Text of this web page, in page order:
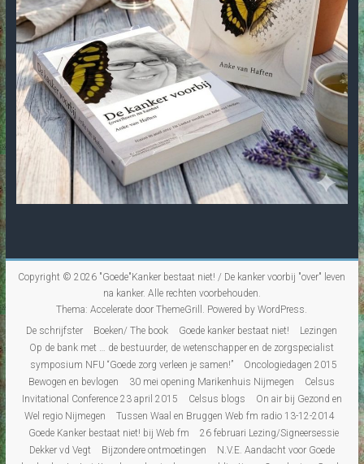
Copyright © 2026 "Goede"Kanker bestaat niet! / De kanker voorbij "over" leven
na kanker. Alle rechten voorbehouden.
Thema:Accelerate door ThemeGrill. Powered byWordPress.
De schrijfster
Boeken/ The book Goede kanker bestaat niet!
Lezingen
Op de bank met … de bestuurder, de wetenschapper en de zorgspecialist
symposium NFU “Goede zorg verleen je samen!”
Oncologiedagen 2015
Bewogen en bevlogen
30 mei opening Marikenhuis Nijmegen
Celsus
Invitational Conference 23 april 2015
Celsus blogs
On air bij Gezond en
Wel regio Nijmegen
Tussen Waal en Bruggen Web fm radio 13-12-2014
Goede Kanker bestaat niet! bij Web fm
26 februari Lezing/Signeersessie
Dekker vd Vegt
Bijzondere ontmoetingen
N.V.E. Aandacht voor Goede